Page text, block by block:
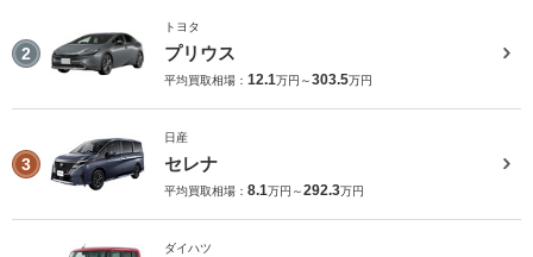
2
トヨタ
プリウス
平均買取相場： 12.1万円～303.5万円
3
日産
セレナ
平均買取相場： 8.1万円～292.3万円
ダイハツ